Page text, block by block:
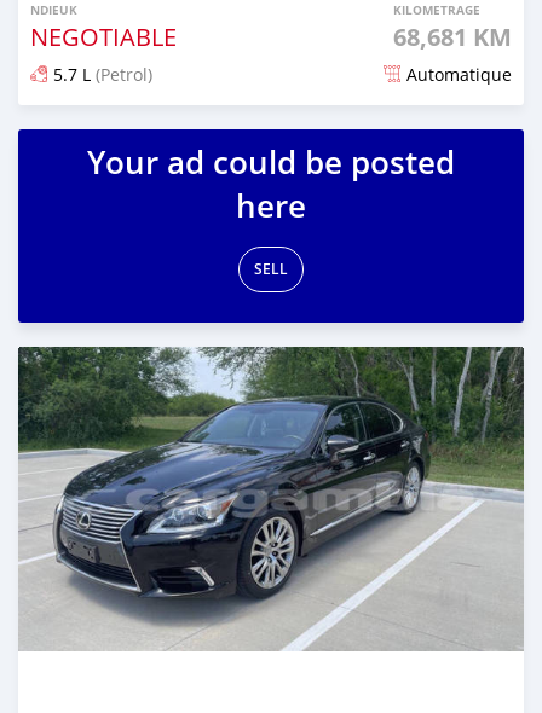
NDIEUK
NEGOTIABLE
KILOMETRAGE
68,681 KM
5.7 L (Petrol) Automatique
Dougal na niou ko depuis over 1 years
Your ad could be posted
here
SELL